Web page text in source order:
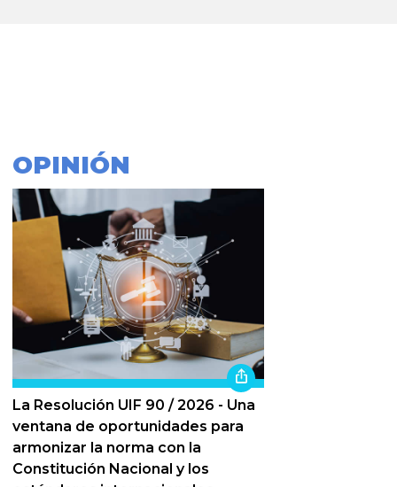
OPINIÓN
La Resolución UIF 90 / 2026 - Una
ventana de oportunidades para
armonizar la norma con la
Constitución Nacional y los